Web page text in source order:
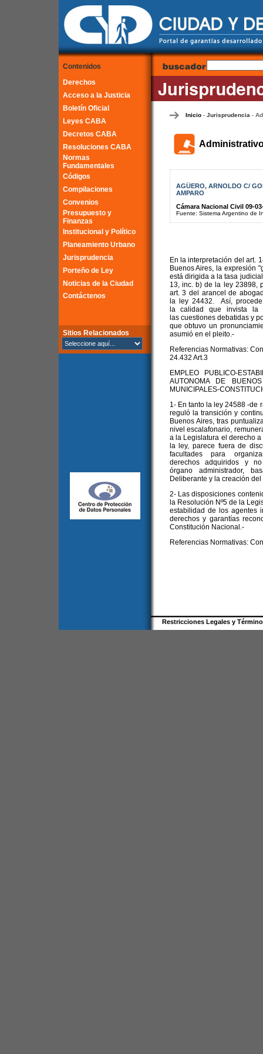
Contenidos
Derechos
Acceso a la Justicia
Boletín Oficial
Leyes CABA
Decretos CABA
Resoluciones CABA
Normas
Fundamentales
Códigos
Compilaciones
Convenios
Presupuesto y
Finanzas
Institucional y Político
Planeamiento Urbano
Jurisprudencia
Porteño de Ley
Noticias de la Ciudad
Contáctenos
Sitios Relacionados
Inicio- Jurisprudencia-
AGÜERO, ARNOLDO C/
AMPARO
Cámara Nacional Civil 09-
Fuente: Sistema Argentino de
En la interpretación del art.
Buenos Aires, la expresión
está dirigida a la tasa
13, inc. b) de la ley 23898,
art. 3 del arancel de
la ley 24432. Así,
la calidad que invista
las cuestiones debatidas y
que obtuvo un
asumió en el pleito.-
Referencias Normativas:
24.432 Art.3
EMPLEO PUBLICO-
AUTONOMA DE
MUNICIPALES-
1- En tanto la ley 24588 -de
reguló la transición y
Buenos Aires, tras
nivel escalafonario,
a la Legislatura el derecho
la ley, parece fuera de
facultades para
derechos adquiridos y
órgano administrador,
Deliberante y la creación
2- Las disposiciones
la Resolución Nº5 de la
estabilidad de los agentes
derechos y garantías
Constitución Nacional.-
Referencias Normativas:
Restricciones Legales y